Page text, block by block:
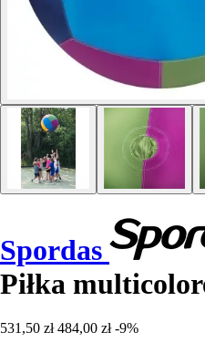
Spordas
Piłka
531,50 zł 484,00 zł -9%